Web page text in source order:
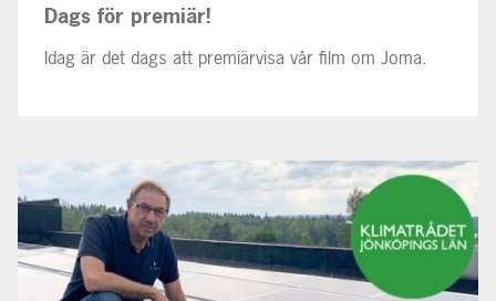
Dags för premiär!
Idag är det dags att premiärvisa vår film om Joma.